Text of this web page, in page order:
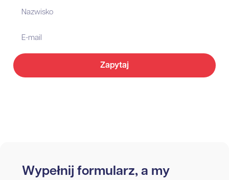
Zapytaj
Wypełnij formularz, a my